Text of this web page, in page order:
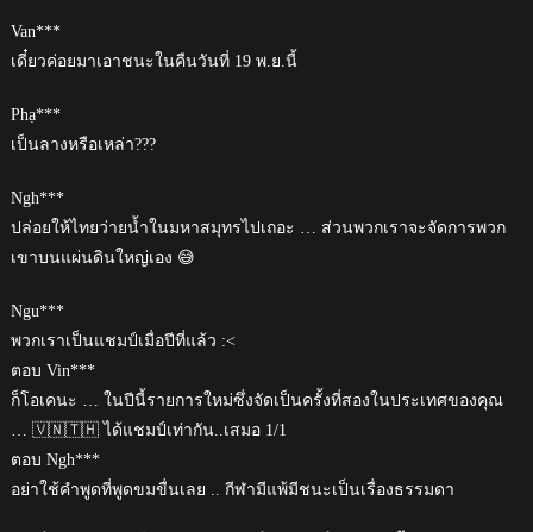
Van***
เดี๋ยวค่อยมาเอาชนะในคืนวันที่ 19 พ.ย.นี้
Phạ***
เป็นลางหรือเหล่า???
Ngh***
ปล่อยให้ไทยว่ายน้ำในมหาสมุทรไปเถอะ … ส่วนพวกเราจะจัดการพวก
เขาบนแผ่นดินใหญ่เอง 😅
Ngu***
พวกเราเป็นแชมป์เมื่อปีที่แล้ว :<
ตอบ Vin***
ก็โอเคนะ … ในปีนี้รายการใหม่ซึ่งจัดเป็นครั้งที่สองในประเทศของคุณ
… 🇻🇳🇹🇭 ได้แชมป์เท่ากัน..เสมอ 1/1
ตอบ Ngh***
อย่าใช้คำพูดที่พูดขมขื่นเลย .. กีฬามีแพ้มีชนะเป็นเรื่องธรรมดา